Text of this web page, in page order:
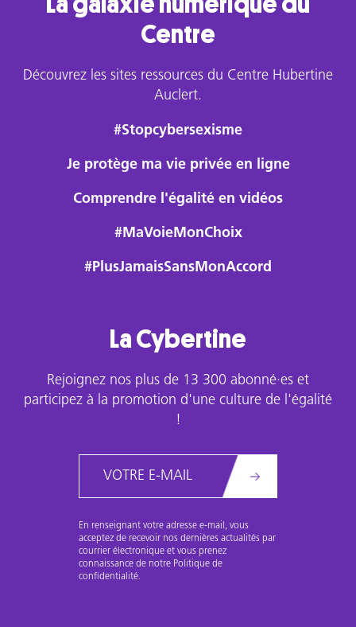
Centre
Découvrez les sites ressources du Centre Hubertine
Auclert.
#Stopcybersexisme
Je protège ma vie privée en ligne
Comprendre l'égalité en vidéos
#MaVoieMonChoix
#PlusJamaisSansMonAccord
La Cybertine
Rejoignez nos plus de 13 300 abonné·es et
participez à la promotion d'une culture de l'égalité
!
En renseignant votre adresse e-mail, vous
acceptez de recevoir nos dernières actualités par
courrier électronique et vous prenez
connaissance de notre Politique de
confidentialité.